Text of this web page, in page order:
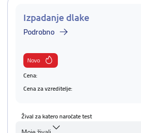
Izpadanje dlake
Podrobno
Novo
Cena:
Cena za vzreditelje:
Žival za katero naročate test